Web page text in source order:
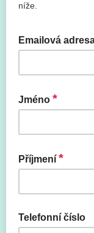
níže.
Emailová
Jméno *
Příjmení *
Telefonní číslo